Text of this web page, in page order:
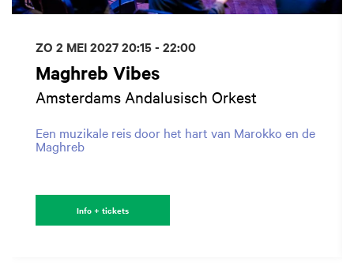
Maghreb Vibes
Amsterdams Andalusisch Orkest
Een muzikale reis door het hart van Marokko en de
Maghreb
ZO 2 MEI 202720:15 - 22:00
Info + tickets